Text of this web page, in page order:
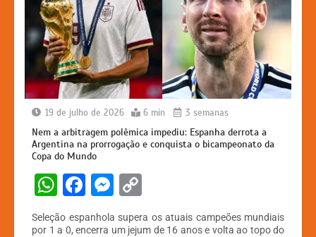
19 de julho de 2026 6 min 3 semanas
Nem a arbitragem polêmica impediu: Espanha derrota a
Argentina na prorrogação e conquista o bicampeonato da
Copa do Mundo
W
h
at
F
a
c
M
s
p
Seleção espanhola supera os atuais campeões mundiais
por 1 a 0, encerra um jejum de 16 anos e volta ao topo do